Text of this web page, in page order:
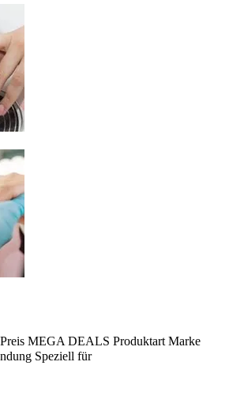
Preis MEGA DEALS Produktart Marke
Speziell für